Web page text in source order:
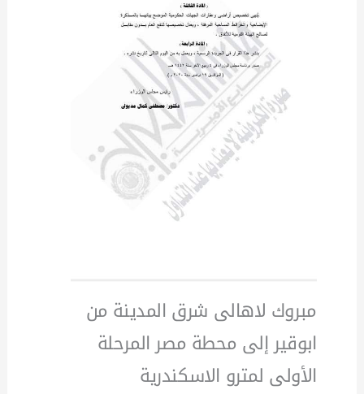
مبروك لاهالى شرق المدينة من
ابوقير إلى محطة مصر المرحلة
الأولى لمترو الاسكندرية